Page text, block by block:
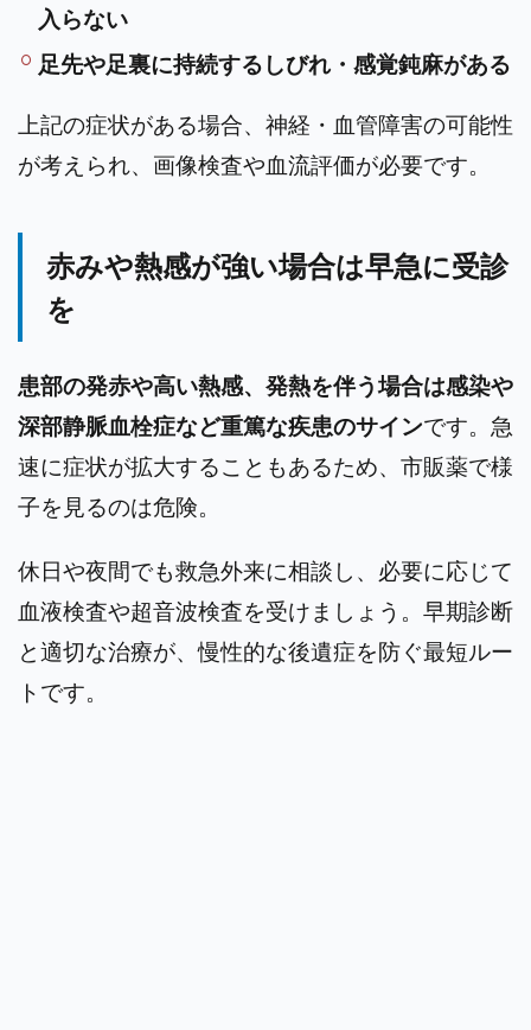
入らない
足先や足裏に持続するしびれ・感覚鈍麻がある
上記の症状がある場合、神経・血管障害の可能性
が考えられ、画像検査や血流評価が必要です。
赤みや熱感が強い場合は早急に受診
を
患部の発赤や高い熱感、発熱を伴う場合は感染や
深部静脈血栓症など重篤な疾患のサインです。急
速に症状が拡大することもあるため、市販薬で様
子を見るのは危険。
休日や夜間でも救急外来に相談し、必要に応じて
血液検査や超音波検査を受けましょう。早期診断
と適切な治療が、慢性的な後遺症を防ぐ最短ルー
トです。